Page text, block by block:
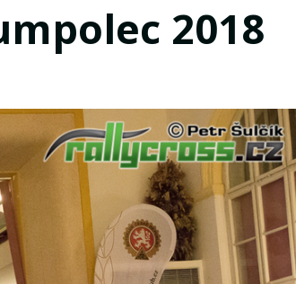
2018